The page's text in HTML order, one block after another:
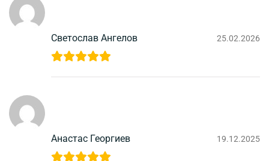
Светослав Ангелов 25.02.2026
Анастас Георгиев 19.12.2025